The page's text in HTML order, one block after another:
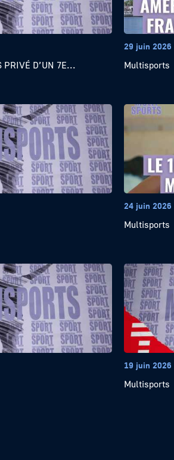
D’UN 7E...
29 juin 2026
Multisports
24 juin 2026
Multisports
19 juin 2026
Multisports